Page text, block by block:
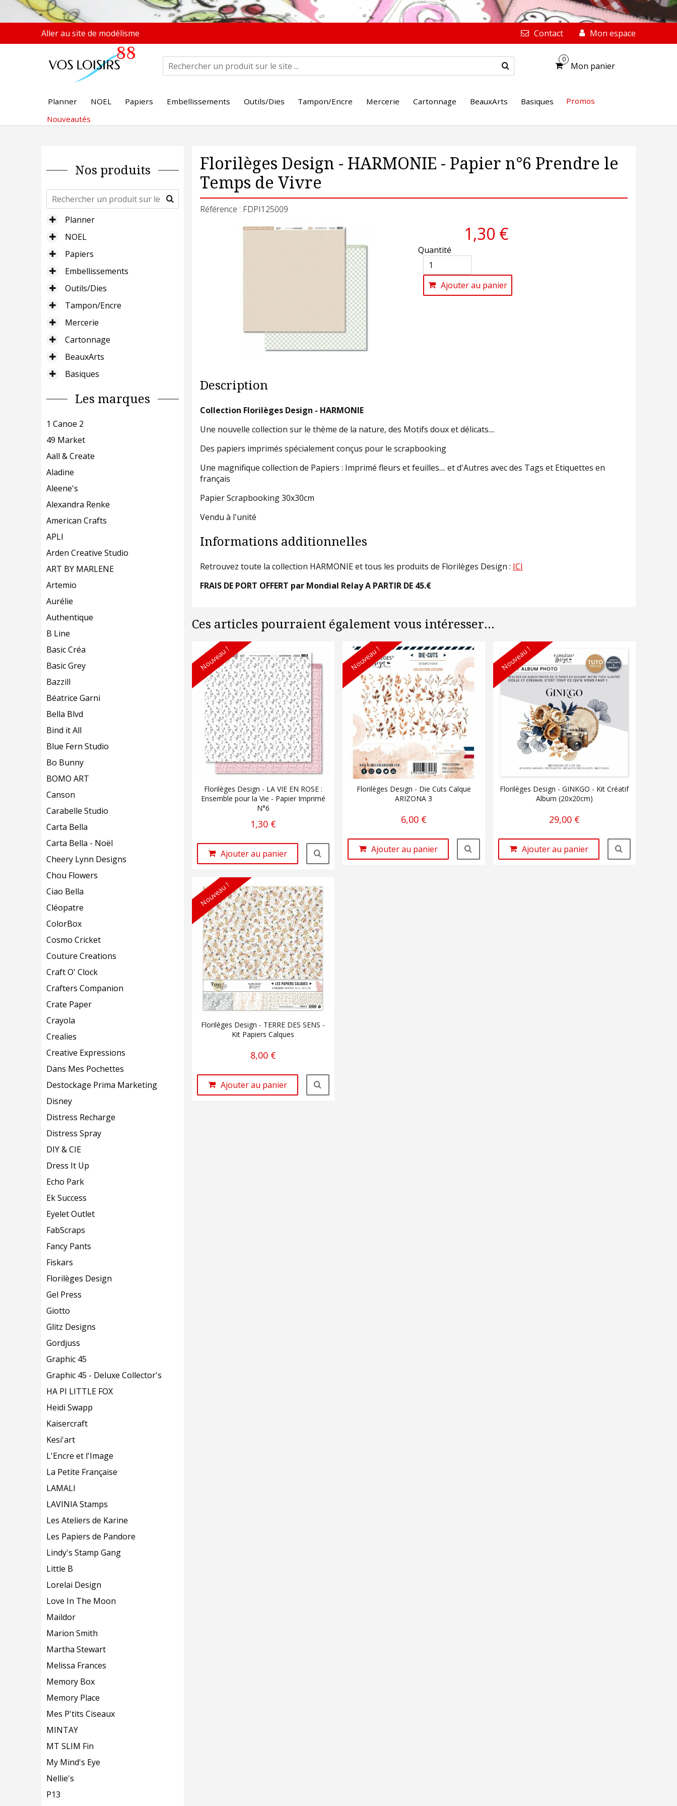
Aller au site de modélisme Contact Mon espace
0
Mon panier
Planner NOEL Papiers Embellissements Outils/Dies Tampon/Encre Mercerie Cartonnage BeauxArts Basiques
Promos
Nouveautés
Nos produits
Planner
NOEL
Papiers
Embellissements
Outils/Dies
Tampon/Encre
Mercerie
Cartonnage
BeauxArts
Basiques
Les marques
1 Canoe 2
49 Market
Aall & Create
Aladine
Aleene's
Alexandra Renke
American Crafts
APLI
Arden Creative Studio
ART BY MARLENE
Artemio
Aurélie
Authentique
B Line
Basic Créa
Basic Grey
Bazzill
Béatrice Garni
Bella Blvd
Bind it All
Blue Fern Studio
Bo Bunny
BOMO ART
Canson
Carabelle Studio
Carta Bella
Carta Bella - Noël
Cheery Lynn Designs
Chou Flowers
Ciao Bella
Cléopatre
ColorBox
Cosmo Cricket
Couture Creations
Craft O' Clock
Crafters Companion
Crate Paper
Crayola
Crealies
Creative Expressions
Dans Mes Pochettes
Destockage Prima Marketing
Disney
Distress Recharge
Distress Spray
DIY & CIE
Dress It Up
Echo Park
Ek Success
Eyelet Outlet
FabScraps
Fancy Pants
Fiskars
Florilèges Design
Gel Press
Giotto
Glitz Designs
Gordjuss
Graphic 45
Graphic 45 - Deluxe Collector's
HA PI LITTLE FOX
Heidi Swapp
Kaisercraft
Kesi'art
L'Encre et l'Image
La Petite Française
LAMALI
LAVINIA Stamps
Les Ateliers de Karine
Les Papiers de Pandore
Lindy's Stamp Gang
Little B
Lorelai Design
Love In The Moon
Maildor
Marion Smith
Martha Stewart
Melissa Frances
Memory Box
Memory Place
Mes P'tits Ciseaux
MINTAY
MT SLIM Fin
My Mind's Eye
Nellie's
P13
Florilèges Design - HARMONIE - Papier n°6 Prendre le
Temps de Vivre
Référence : FDPI125009
1,30 €
Quantité
Ajouter au panier
Description
Collection Florilèges Design - HARMONIE
Une nouvelle collection sur le thème de la nature, des Motifs doux et délicats....
Des papiers imprimés spécialement conçus pour le scrapbooking
Une magnifique collection de Papiers : Imprimé fleurs et feuilles.... et d'Autres avec des Tags et Etiquettes en
français
Papier Scrapbooking 30x30cm
Vendu à l'unité
Informations additionnelles
Retrouvez toute la collection HARMONIE et tous les produits de Florilèges Design : ICI
FRAIS DE PORT OFFERT par Mondial Relay A PARTIR DE 45.€
Ces articles pourraient également vous intéresser...
Nouveau !
Florilèges Design - LA VIE EN ROSE :
Ensemble pour la Vie - Papier Imprimé
N°6
1,30 €
Ajouter au panier
Nouveau !
Florilèges Design - Die Cuts Calque
ARIZONA 3
6,00 €
Ajouter au panier
Nouveau !
Florilèges Design - GINKGO - Kit Créatif
Album (20x20cm)
29,00 €
Ajouter au panier
Nouveau !
Florilèges Design - TERRE DES SENS -
Kit Papiers Calques
8,00 €
Ajouter au panier